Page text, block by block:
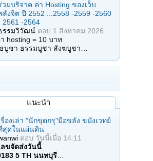
วมบริจาค ค่า Hosting ของเว็บ
ลังจิต ปี 2552 ...2558 -2559 -2560
2561 -2564
รรมวิวัฒน์ ตอบ 1 สิงหาคม 2026
hosting = 10 บาท
บูชา ธรรมบูชา สังฆบูชา…
แนะนำ
รื่องเล่า "นักขุดกรุ"มือขลัง ขมังเวทย์
สุดในแผ่นดิน
ตอบ วันนี้เมื่อ 14:11
ลขจัดส่งวันนี้
5 TH นนทบุรี…